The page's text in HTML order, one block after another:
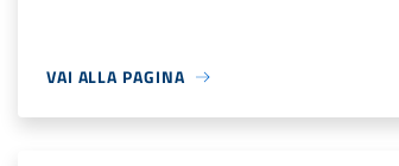
VAI ALLA PAGINA